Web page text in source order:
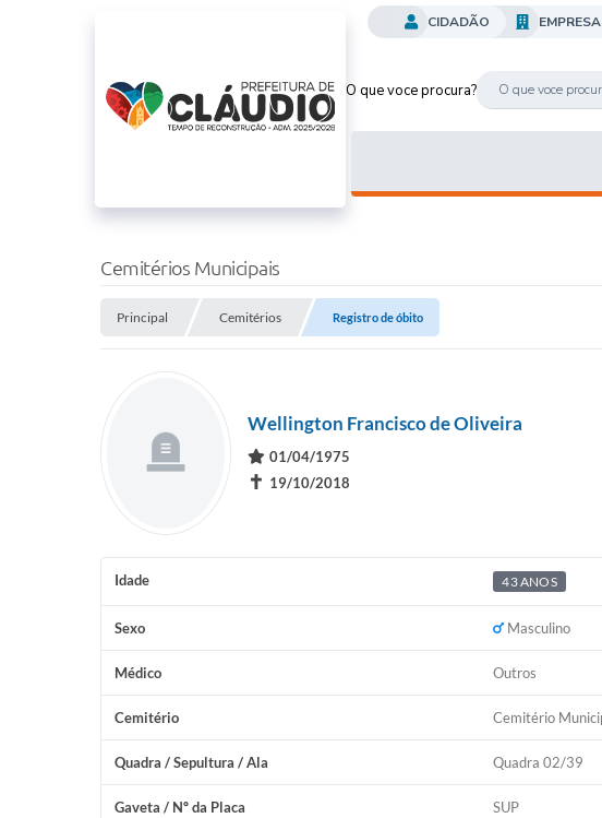
O que voce procura?
CIDADÃO EMPRESA
Cemitérios Municipais
Principal Cemitérios Registro de óbito
Wellington Francisco de Oliveira
01/04/1975
✝ 19/10/2018
Idade 43 ANOS
Sexo Masculino
Médico Outros
Cemitério Cemitério
Quadra / Sepultura / Ala Quadra 02/39
Gaveta / Nº da Placa SUP